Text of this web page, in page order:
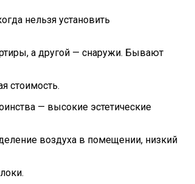
нельзя установить
а другой — снаружи. Бывают
стоимость.
— высокие эстетические
воздуха в помещении, низкий